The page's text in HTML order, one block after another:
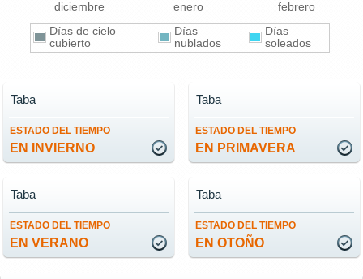
diciembre enero febrero
Días de cielo
cubierto
Días
nublados
Días
soleados
ESTADO DEL TIEMPO
EN INVIERNO
Taba
ESTADO DEL TIEMPO
EN PRIMAVERA
Taba
ESTADO DEL TIEMPO
EN VERANO
Taba
ESTADO DEL TIEMPO
EN OTOÑO
Taba